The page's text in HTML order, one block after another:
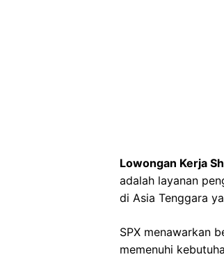
Lowongan Kerja
adalah layanan
di Asia Tenggara
SPX menawarkan
memenuhi